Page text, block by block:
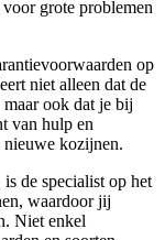
grote problemen
op
niet alleen dat de
ook dat je bij
van hulp en
nieuwe kozijnen.
de specialist op het
waardoor jij
Niet enkel